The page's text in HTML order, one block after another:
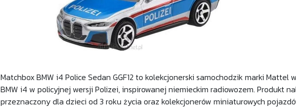
Matchbox BMW i4 Police Sedan GGF12 to kolekcjonerski samochodzik marki Mattel
BMW i4 w policyjnej wersji Polizei, inspirowanej niemieckim radiowozem. Produkt
przeznaczony dla dzieci od 3 roku życia oraz kolekcjonerów miniaturowych